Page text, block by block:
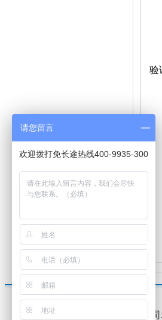
验
公
请您留言
欢迎拨打免长途热线400-9935-300